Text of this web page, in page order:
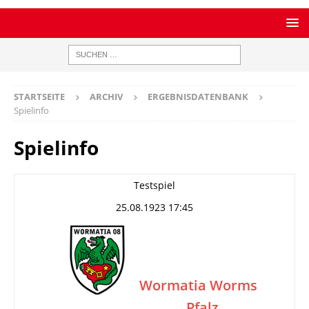
STARTSEITE ARCHIV
ERGEBNISDATENBANK
Spielinfo
Spielinfo
Testspiel
25.08.1923 17:45
Wormatia Worms